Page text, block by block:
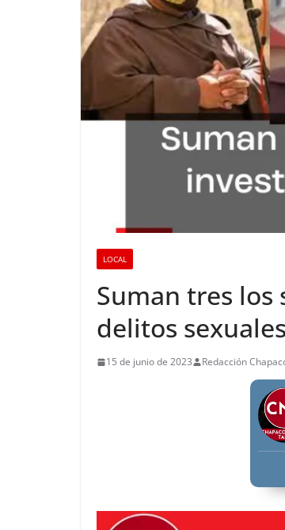
LOCAL
Suman tres
delitos
15 de junio de 2023 Redacción